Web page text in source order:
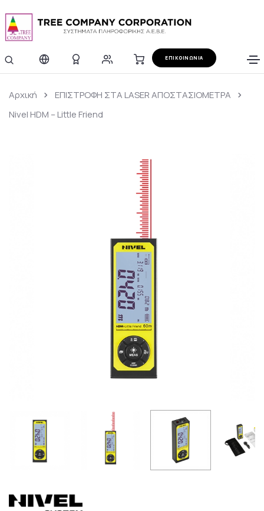
ΕΠΙΚΟΙΝΩΝΙΑ
Αρχική
ΕΠΙΣΤΡΟΦΗ ΣΤΑ LASER ΑΠΟΣΤΑΣΙΟΜΕΤΡΑ
Nivel HDM – Little Friend